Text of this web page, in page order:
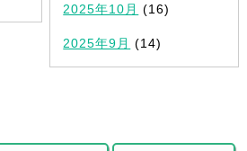
2025年10月 (16)
2025年9月 (14)